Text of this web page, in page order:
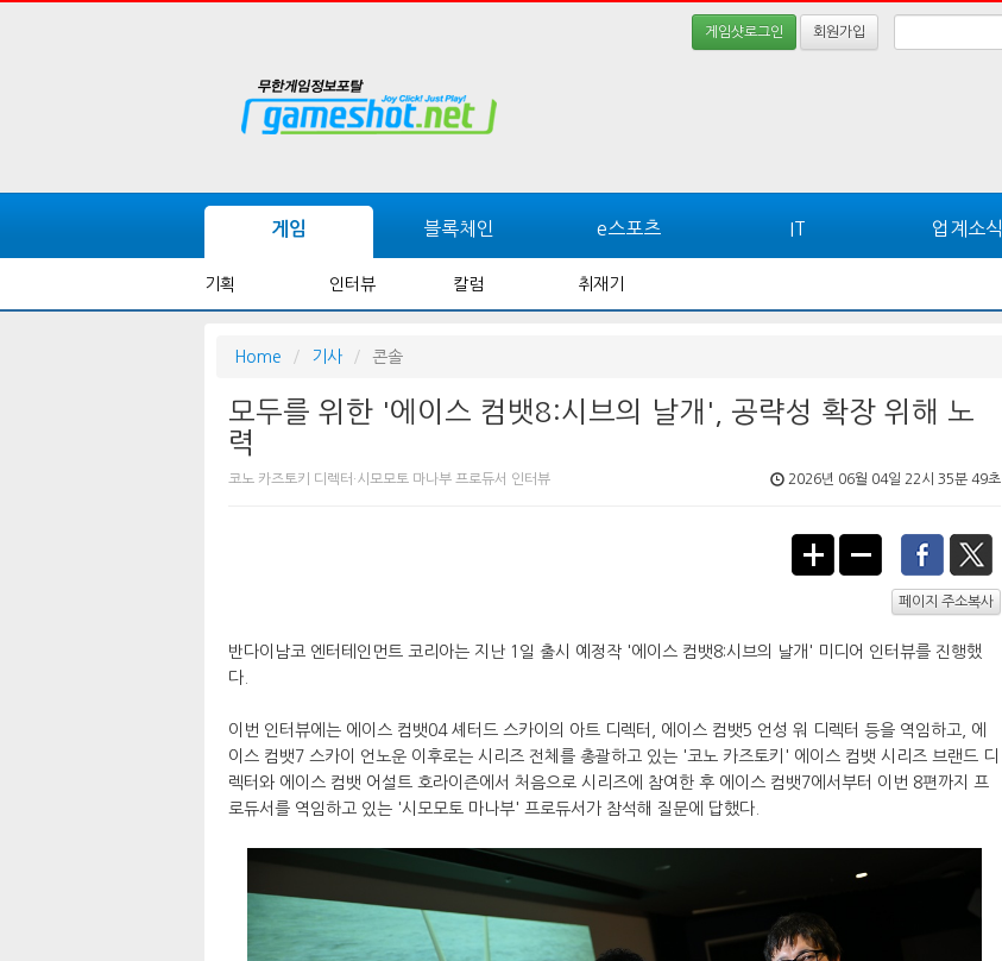
게임샷로그인 회원가입
게임 블록체인 e스포츠 IT 업계소식
기획 인터뷰 칼럼 취재기
Home 기사 콘솔
모두를 위한 '에이스 컴뱃8:시브의 날개', 공략성 확장 위해 노
력
코노 카즈토키 디렉터·시모모토 마나부 프로듀서 인터뷰 2026년 06월 04일 22시 35분 49초
페이지 주소복사
반다이남코 엔터테인먼트 코리아는 지난 1일 출시 예정작 '에이스 컴뱃8:시브의 날개' 미디어 인터뷰를 진행했
다.
이번 인터뷰에는 에이스 컴뱃04 셰터드 스카이의 아트 디렉터, 에이스 컴뱃5 언성 워 디렉터 등을 역임하고, 에
이스 컴뱃7 스카이 언노운 이후로는 시리즈 전체를 총괄하고 있는 '코노 카즈토키' 에이스 컴뱃 시리즈 브랜드 디
렉터와 에이스 컴뱃 어설트 호라이즌에서 처음으로 시리즈에 참여한 후 에이스 컴뱃7에서부터 이번 8편까지 프
로듀서를 역임하고 있는 '시모모토 마나부' 프로듀서가 참석해 질문에 답했다.